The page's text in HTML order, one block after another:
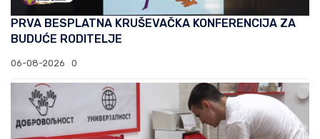
PRVA BESPLATNA KRUŠEVAČKA KONFERENCIJA ZA
BUDUĆE RODITELJE
06-08-2026 0